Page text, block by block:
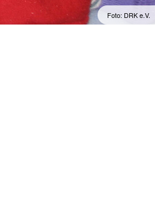
Foto: DRK e.V.